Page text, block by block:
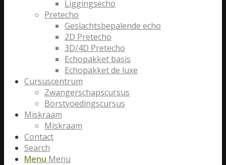
Liggingsecho
Pretecho
Geslachtsbepalende echo
2D Pretecho
3D/4D Pretecho
Echopakket basis
Echopakket de luxe
Cursuscentrum
Zwangerschapscursus
Borstvoedingscursus
Miskraam
Miskraam
Contact
Search
Menu Menu